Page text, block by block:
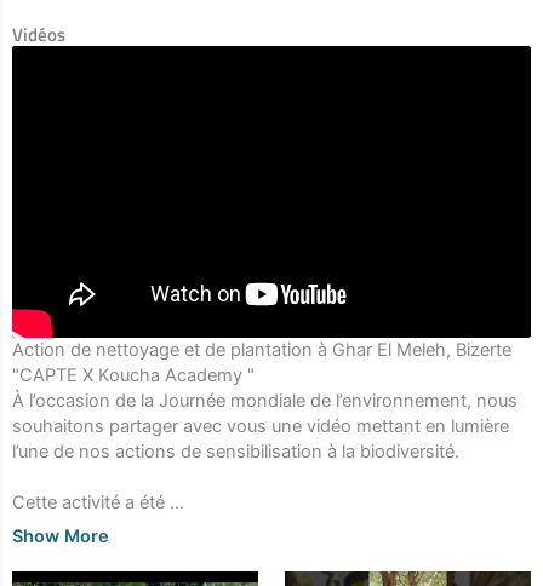
Vidéos
Action de nettoyage et de plantation à Ghar El Meleh, Bizerte
"CAPTE X Koucha Academy "
À l’occasion de la Journée mondiale de l’environnement, nous
souhaitons partager avec vous une vidéo mettant en lumière
l’une de nos actions de sensibilisation à la biodiversité.
Cette activité a été ...
Show More